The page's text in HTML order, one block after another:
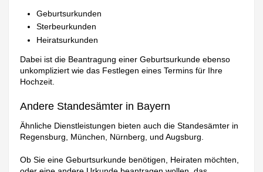
Geburtsurkunden
Sterbeurkunden
Heiratsurkunden
Dabei ist die Beantragung einer Geburtsurkunde ebenso
unkompliziert wie das Festlegen eines Termins für Ihre
Hochzeit.
Andere Standesämter in Bayern
Ähnliche Dienstleistungen bieten auch die Standesämter in
Regensburg, München, Nürnberg, und Augsburg.
Ob Sie eine Geburtsurkunde benötigen, Heiraten möchten,